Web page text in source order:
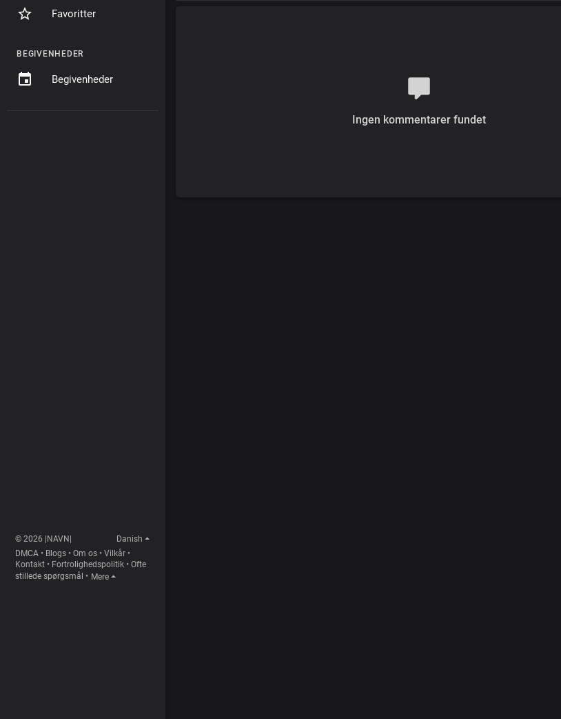
Favoritter
BEGIVENHEDER
Begivenheder
© 2026 |NAVN|
Danish
DMCA • Blogs • Om os • Vilkår •
Kontakt • Fortrolighedspolitik • Ofte
stillede spørgsmål • Mere
Ingen kommentarer fundet